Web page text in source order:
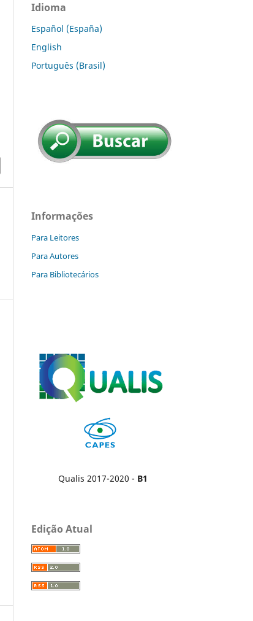
Idioma
Español (España)
English
Português (Brasil)
Informações
Para Leitores
Para Autores
Para Bibliotecários
Qualis 2017-2020 - B1
Edição Atual